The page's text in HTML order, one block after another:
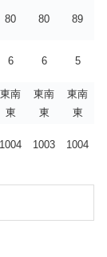
80 80 89
6 6 5
東南
東
東南
東
東南
東
1004 1003 1004